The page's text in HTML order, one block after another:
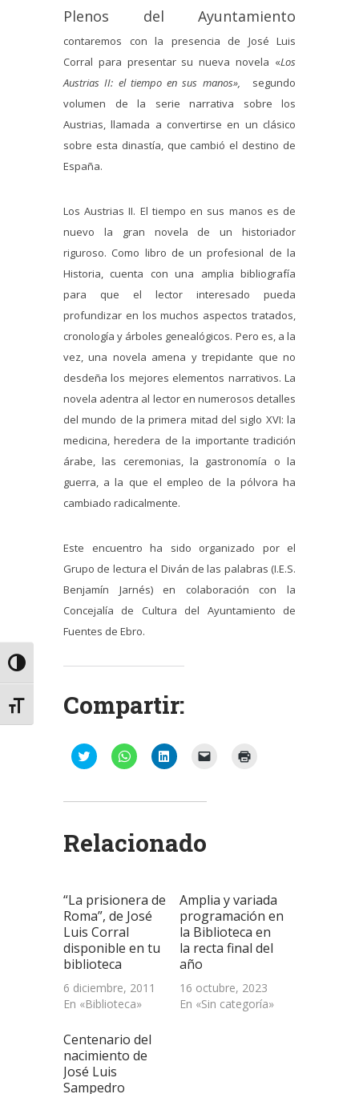
Alternar alto contraste
Alternar tamaño de letra
Plenos del Ayuntamiento
contaremos con la presencia de José Luis
Corral para presentar su nueva novela «Los
Austrias II: el tiempo en sus manos»,
segundo
volumen de la serie narrativa sobre los
Austrias, llamada a convertirse en un clásico
sobre esta dinastía, que cambió el destino de
España.
Los Austrias II. El tiempo en sus manos es de
nuevo la gran novela de un historiador
riguroso. Como libro de un profesional de la
Historia, cuenta con una amplia bibliografía
para que el lector interesado pueda
profundizar en los muchos aspectos tratados,
cronología y árboles genealógicos. Pero es, a la
vez, una novela amena y trepidante que no
desdeña los mejores elementos narrativos. La
novela adentra al lector en numerosos detalles
del mundo de la primera mitad del siglo XVI: la
medicina, heredera de la importante tradición
árabe, las ceremonias, la gastronomía o la
guerra, a la que el empleo de la pólvora ha
cambiado radicalmente.
Este encuentro ha sido organizado por el
Grupo de lectura el Diván de las palabras (I.E.S.
Benjamín Jarnés) en colaboración con la
Concejalía de Cultura del Ayuntamiento de
Fuentes de Ebro.
Compartir:
Haz
clic
Twitter
en
una
Haz
clic
WhatsApp
en
una
Haz
clic
LinkedIn
en
una
en
una
ventana
nueva)
Relacionado
“La prisionera de
Roma”, de José
Luis Corral
disponible en tu
biblioteca
6 diciembre, 2011
En «Biblioteca»
Amplia y variada
programación en
la Biblioteca en
la recta final del
año
16 octubre, 2023
En «Sin categoría»
Centenario del
nacimiento de
José Luis
Sampedro